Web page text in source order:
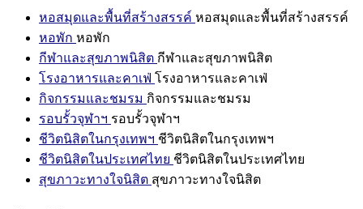
หอสมุดและพื้นที่สร้างสรรค์ หอสมุดและพื้นที่สร้างสรรค์
หอพัก หอพัก
กีฬาและสุขภาพนิสิต กีฬาและสุขภาพนิสิต
โรงอาหารและคาเฟ่ โรงอาหารและคาเฟ่
กิจกรรมและชมรม กิจกรรมและชมรม
รอบรั้วจุฬาฯ รอบรั้วจุฬาฯ
ชีวิตนิสิตในกรุงเทพฯ ชีวิตนิสิตในกรุงเทพฯ
ชีวิตนิสิตในประเทศไทย ชีวิตนิสิตในประเทศไทย
สุขภาวะทางใจนิสิต สุขภาวะทางใจนิสิต